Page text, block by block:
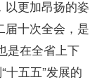
以更加昂扬的姿
届十次全会，是
是在全省上下
十五五”发展的